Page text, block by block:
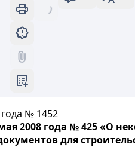
№ 1452
2008 года № 425 «О
для